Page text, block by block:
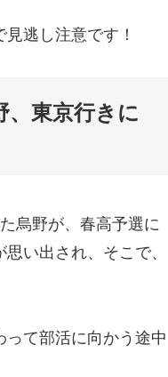
逃し注意です！
、東京行きに
烏野が、春高予選に
い出され、そこで、
て部活に向かう途中